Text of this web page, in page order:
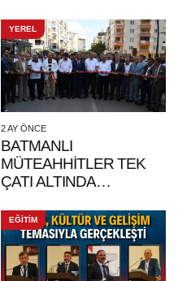
YEREL
2 AY ÖNCE
BATMANLI
MÜTEAHHİTLER TEK
ÇATI ALTINDA
EĞİTİM